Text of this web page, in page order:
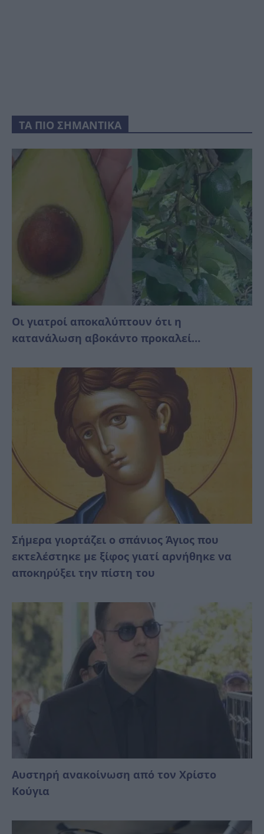
ΤΑ ΠΙΟ ΣΗΜΑΝΤΙΚΑ
Οι γιατροί αποκαλύπτουν ότι η
κατανάλωση αβοκάντο προκαλεί…
Σήμερα γιορτάζει ο σπάνιος Άγιος που
εκτελέστηκε με ξίφος γιατί αρνήθηκε να
αποκηρύξει την πίστη του
Αυστηρή ανακοίνωση από τον Χρίστο
Κούγια